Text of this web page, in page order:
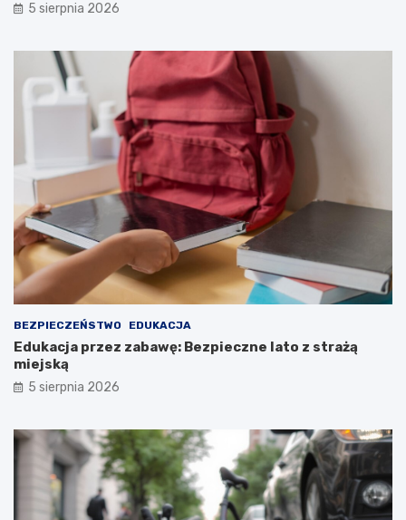
5 sierpnia 2026
BEZPIECZEŃSTWO EDUKACJA
Edukacja przez zabawę: Bezpieczne lato z strażą
miejską
5 sierpnia 2026